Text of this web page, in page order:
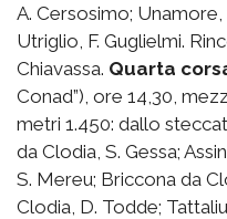
A. Cersosimo; Unamore,
Utriglio, F. Guglielmi.
Chiavassa. Quarta
Conad”), ore 14,30,
metri 1.450: dallo
da Clodia, S. Gessa;
S. Mereu; Briccona da
Clodia, D. Todde;